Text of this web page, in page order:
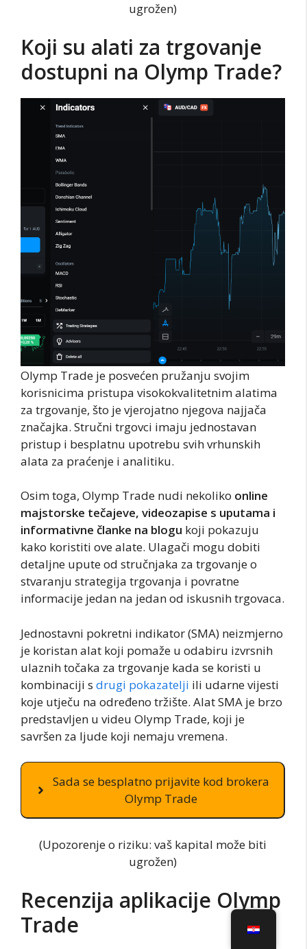
ugrožen)
Koji su alati za trgovanje
dostupni na Olymp Trade?
Olymp Trade je posvećen pružanju svojim
korisnicima pristupa visokokvalitetnim alatima
za trgovanje, što je vjerojatno njegova najjača
značajka. Stručni trgovci imaju jednostavan
pristup i besplatnu upotrebu svih vrhunskih
alata za praćenje i analitiku.
Osim toga, Olymp Trade nudi nekoliko online
majstorske tečajeve, videozapise s uputama i
informativne članke na blogu koji pokazuju
kako koristiti ove alate. Ulagači mogu dobiti
detaljne upute od stručnjaka za trgovanje o
stvaranju strategija trgovanja i povratne
informacije jedan na jedan od iskusnih trgovaca.
Jednostavni pokretni indikator (SMA) neizmjerno
je koristan alat koji pomaže u odabiru izvrsnih
ulaznih točaka za trgovanje kada se koristi u
kombinaciji s drugi pokazatelji ili udarne vijesti
koje utječu na određeno tržište. Alat SMA je brzo
predstavljen u videu Olymp Trade, koji je
savršen za ljude koji nemaju vremena.
Sada se besplatno prijavite kod brokera
Olymp Trade
(Upozorenje o riziku: vaš kapital može biti
ugrožen)
Recenzija aplikacije Olymp
Trade